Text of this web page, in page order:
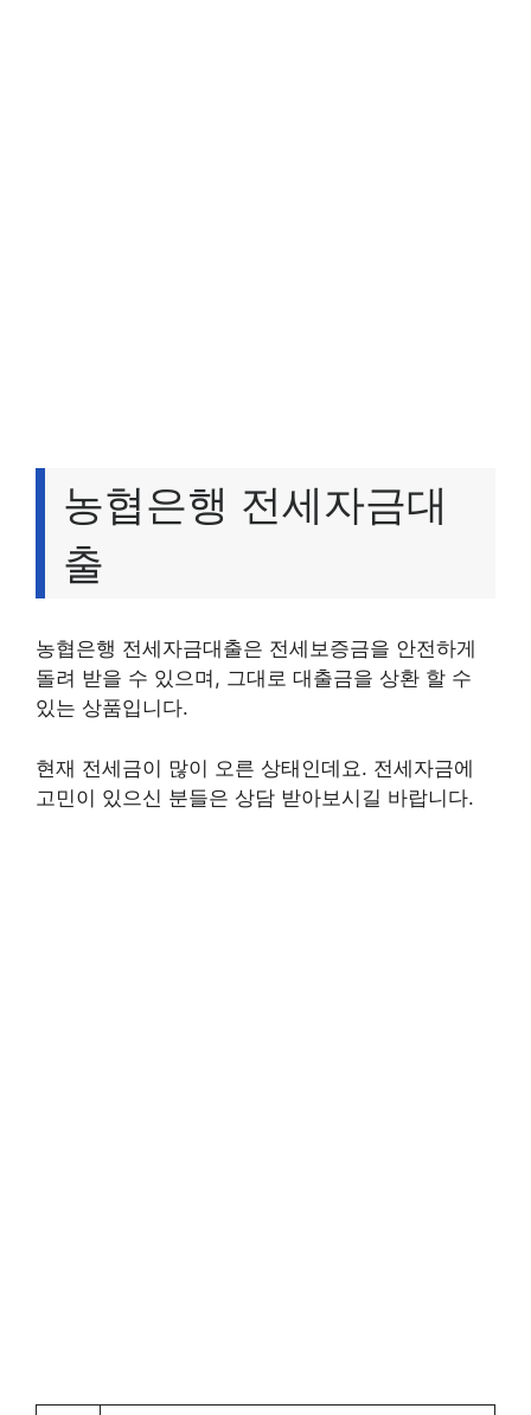
농협은행 전세자금대
출
농협은행 전세자금대출은 전세보증금을 안전하게
돌려 받을 수 있으며, 그대로 대출금을 상환 할 수
있는 상품입니다.
현재 전세금이 많이 오른 상태인데요. 전세자금에
고민이 있으신 분들은 상담 받아보시길 바랍니다.